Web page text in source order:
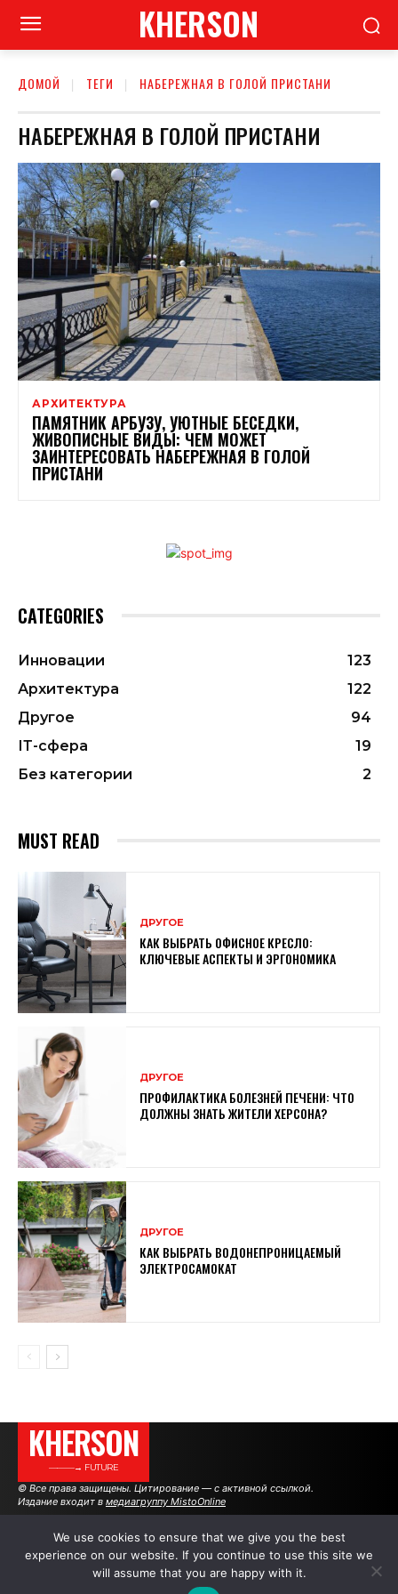
KHERSON
ДОМОЙ ТЕГИ НАБЕРЕЖНАЯ В ГОЛОЙ ПРИСТАНИ
НАБЕРЕЖНАЯ В ГОЛОЙ ПРИСТАНИ
АРХИТЕКТУРА
ПАМЯТНИК АРБУЗУ, УЮТНЫЕ БЕСЕДКИ,
ЖИВОПИСНЫЕ ВИДЫ: ЧЕМ МОЖЕТ
ЗАИНТЕРЕСОВАТЬ НАБЕРЕЖНАЯ В ГОЛОЙ
ПРИСТАНИ
CATEGORIES
Инновации
123
Архитектура
122
Другое
94
ІТ-сфера
19
Без категории
2
MUST READ
ДРУГОЕ
КАК ВЫБРАТЬ ОФИСНОЕ КРЕСЛО:
КЛЮЧЕВЫЕ АСПЕКТЫ И ЭРГОНОМИКА
ДРУГОЕ
ПРОФИЛАКТИКА БОЛЕЗНЕЙ ПЕЧЕНИ: ЧТО
ДОЛЖНЫ ЗНАТЬ ЖИТЕЛИ ХЕРСОНА?
ДРУГОЕ
КАК ВЫБРАТЬ ВОДОНЕПРОНИЦАЕМЫЙ
ЭЛЕКТРОСАМОКАТ
KHERSON
———→ FUTURE
© Все права защищены. Цитирование — с активной ссылкой.
Издание входит в медиагруппу MistoOnline
АВТОРЫ РЕКЛАМА НА САЙТЕ
We use cookies to ensure that we give you the best
experience on our website. If you continue to use this site we
will assume that you are happy with it.